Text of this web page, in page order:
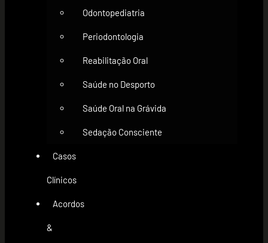
Odontopediatria
Periodontologia
Reabilitação Oral
Saúde no Desporto
Saúde Oral na Grávida
Sedação Consciente
Casos
Clínicos
Acordos
&